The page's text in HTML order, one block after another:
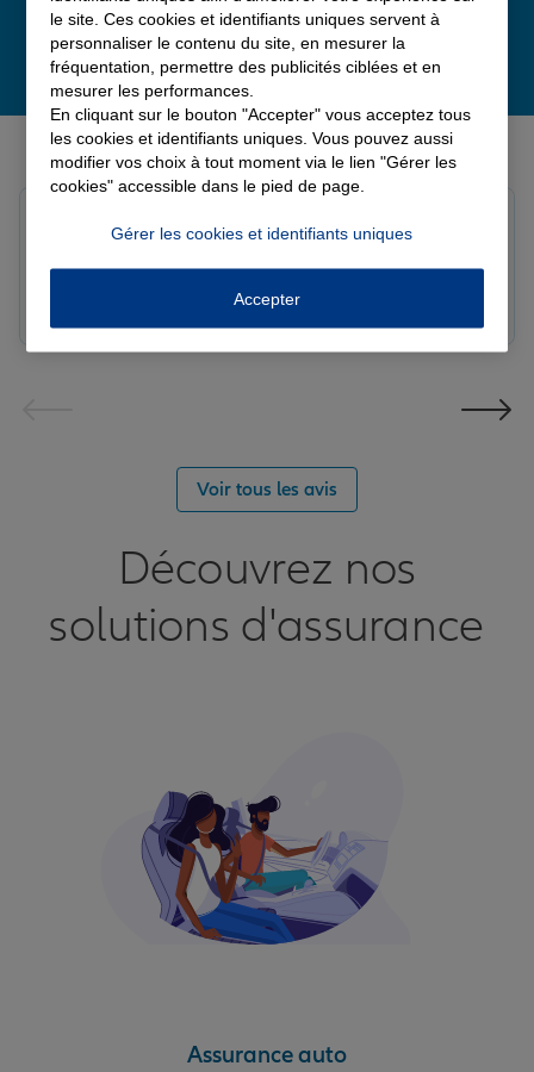
Derniers avis de nos agences Allianz
Note de 5 sur 5
réactive et professionnelle.
Voir tous les avis
Découvrez nos
solutions d'assurance
Assurance auto
le site. Ces cookies et identifiants uniques servent à
personnaliser le contenu du site, en mesurer la
fréquentation, permettre des publicités ciblées et en
mesurer les performances.
En cliquant sur le bouton "Accepter" vous acceptez tous
les cookies et identifiants uniques. Vous pouvez aussi
modifier vos choix à tout moment via le lien "Gérer les
cookies" accessible dans le pied de page.
Gérer les cookies et identifiants uniques
Accepter